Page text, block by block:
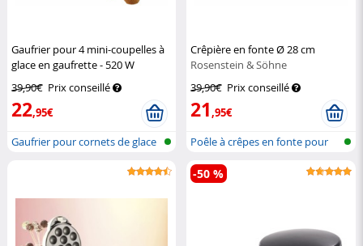
Gaufrier pour 4 mini-coupelles à
glace en gaufrette - 520 W
39,90€ Prix conseillé
22,95€
Gaufrier pour cornets de glace
Crêpière en fonte Ø 28 cm
Rosenstein & Söhne
39,90€ Prix conseillé
21,95€
Poêle à crêpes en fonte pour
gril e...
-50 %